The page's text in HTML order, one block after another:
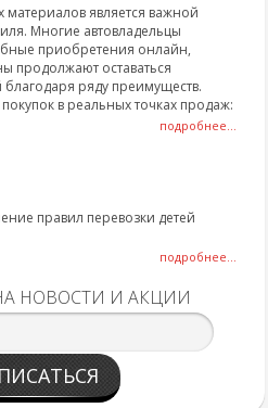
материалов является важной
Многие автовладельцы
приобретения онлайн,
продолжают оставаться
ряду преимуществ.
в реальных точках продаж:
подробнее...
правил перевозки детей
подробнее...
НОВОСТИ И АКЦИИ